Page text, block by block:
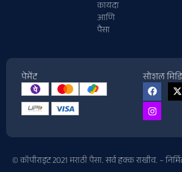
कायदा
आणि
पैसा
पेमेंट सोशल
© कॉपीराइट 2021मराठी पैसा. सर्व हक्क राखीव. –